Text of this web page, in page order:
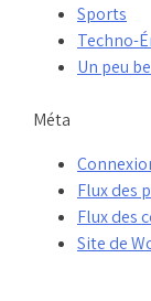
Sports
Techno-
Un peu
Méta
Flux des
Flux des
Site de